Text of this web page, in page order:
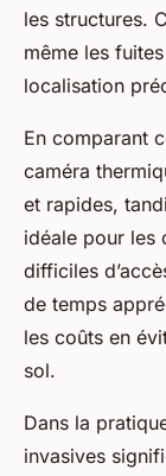
les structures.
même les
localisation
En comparant
caméra
et rapides,
idéale pour les
difficiles
de temps
les coûts en
sol.
Dans la
invasives